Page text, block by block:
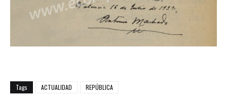
Tags ACTUALIDAD REPÚBLICA